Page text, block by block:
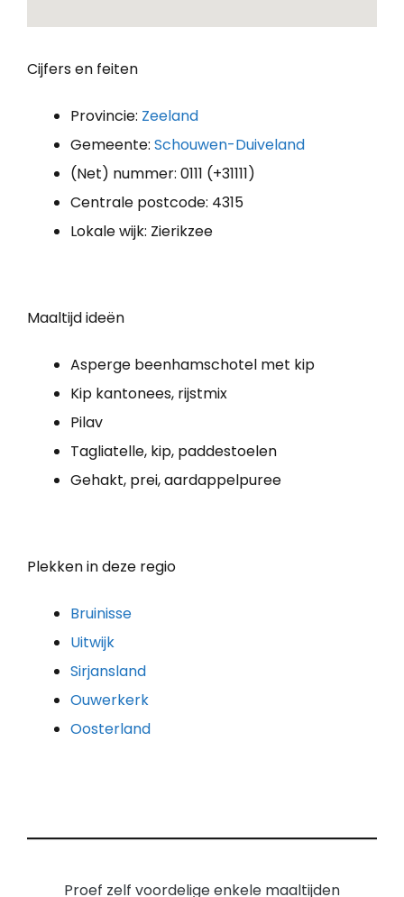
Cijfers en feiten
Provincie: Zeeland
Gemeente: Schouwen-Duiveland
(Net) nummer: 0111 (+31111)
Centrale postcode: 4315
Lokale wijk: Zierikzee
Maaltijd ideën
Asperge beenhamschotel met kip
Kip kantonees, rijstmix
Pilav
Tagliatelle, kip, paddestoelen
Gehakt, prei, aardappelpuree
Plekken in deze regio
Bruinisse
Uitwijk
Sirjansland
Ouwerkerk
Oosterland
Proef zelf voordelige enkele maaltijden